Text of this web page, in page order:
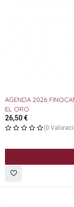
AGENDA 2026
EL ORO
26,50€
(0